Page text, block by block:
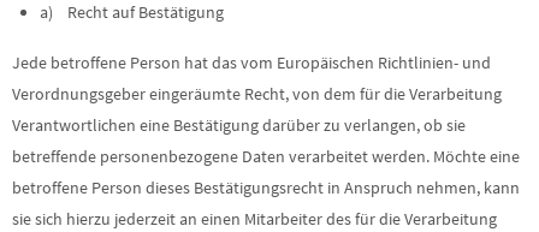
a) Recht auf Bestätigung
Jede betroffene Person hat das vom Europäischen Richtlinien- und
Verordnungsgeber eingeräumte Recht, von dem für die Verarbeitung
Verantwortlichen eine Bestätigung darüber zu verlangen, ob sie
betreffende personenbezogene Daten verarbeitet werden. Möchte eine
betroffene Person dieses Bestätigungsrecht in Anspruch nehmen, kann
sie sich hierzu jederzeit an einen Mitarbeiter des für die Verarbeitung